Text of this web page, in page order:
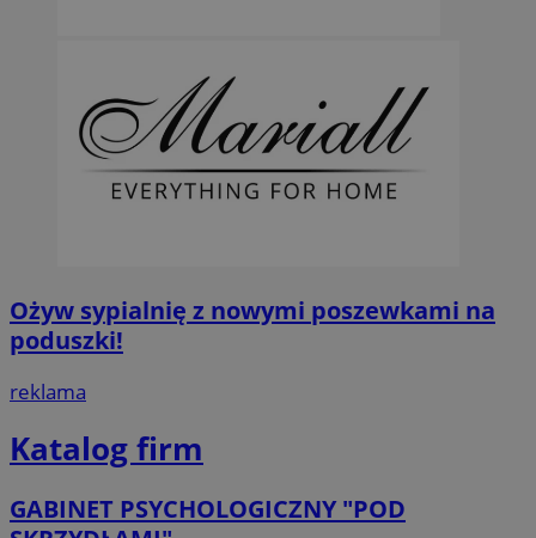
Ożyw sypialnię z nowymi poszewkami na
poduszki!
reklama
Katalog firm
GABINET PSYCHOLOGICZNY "POD